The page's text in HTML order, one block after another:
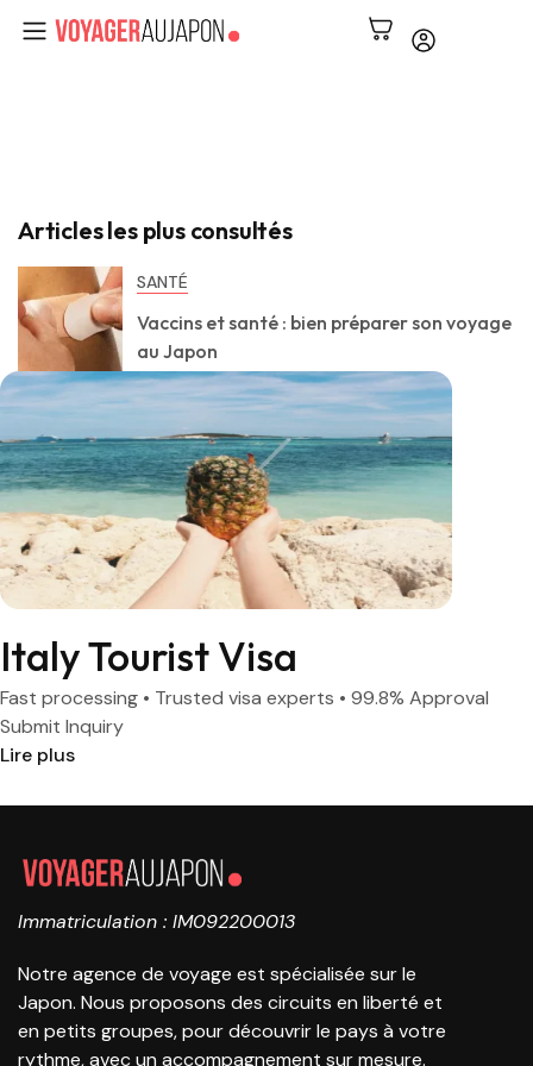
Articles les plus consultés
SANTÉ
Vaccins et santé : bien préparer son voyage
au Japon
Italy Tourist Visa
Fast processing • Trusted visa experts • 99.8% Approval
Submit Inquiry
Lire plus
Immatriculation : IM092200013
Notre agence de voyage est spécialisée sur le
Japon. Nous proposons des circuits en liberté et
en petits groupes, pour découvrir le pays à votre
rythme, avec un accompagnement sur mesure.